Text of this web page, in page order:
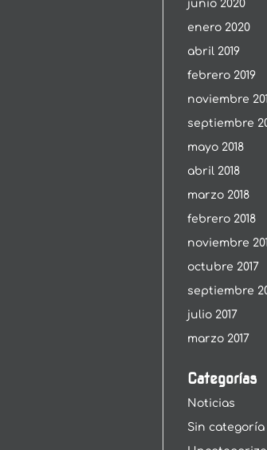
junio 2020
enero 2020
abril 2019
febrero 2019
noviembre
septiembre
mayo 2018
abril 2018
marzo 2018
febrero 2018
noviembre
octubre 2017
septiembre
julio 2017
marzo 2017
Categorías
Noticias
Sin categoría